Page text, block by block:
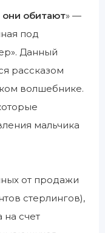
они обитают» —
под
Данный
рассказом
волшебнике.
мальчика
от продажи
стерлингов),
счет